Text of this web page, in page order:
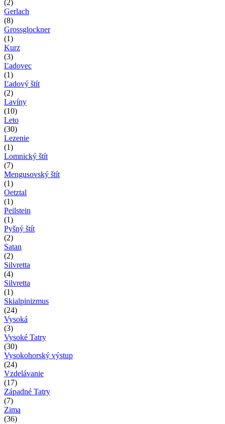
(2)
Gerlach
(8)
Grossglockner
(1)
Kurz
(3)
Ľadovec
(1)
Ľadový štít
(2)
Lavíny
(10)
Leto
(30)
Lezenie
(1)
Lomnický štít
(7)
Mengusovský štít
(1)
Oetztal
(1)
Peilstein
(1)
Pyšný štít
(2)
Satan
(2)
Silvretta
(4)
Silvretta
(1)
Skialpinizmus
(24)
Vysoká
(3)
Vysoké Tatry
(30)
Vysokohorský výstup
(24)
Vzdelávanie
(17)
Západné Tatry
(7)
Zima
(36)